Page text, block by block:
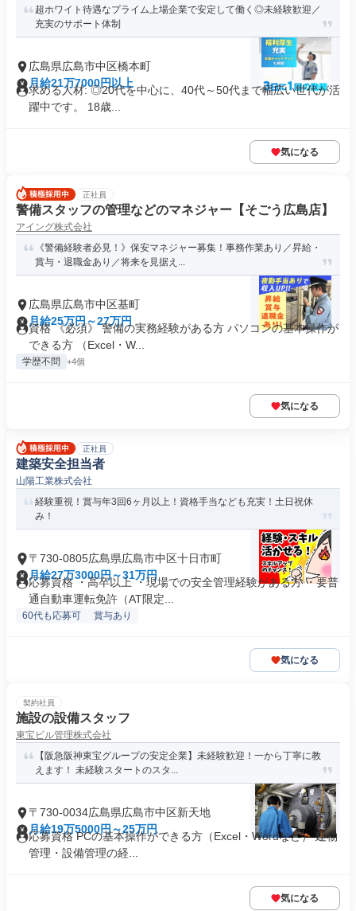
超ホワイト待遇なプライム上場企業で安定して働く◎未経験歓迎／
充実のサポート体制
広島県広島市中区橋本町
月給21万7000円以上
求める人材: ◎20代を中心に、40代～50代まで幅広い世代が活
躍中です。 18歳...
気になる
正社員
警備スタッフの管理などのマネジャー【そごう広島店】
アイング株式会社
《警備経験者必見！》保安マネジャー募集！事務作業あり／昇給・
賞与・退職金あり／将来を見据え...
広島県広島市中区基町
月給25万円～27万円
資格 《必須》 警備の実務経験がある方 パソコンの基本操作が
できる方 （Excel・W...
学歴不問 +4個
気になる
正社員
建築安全担当者
山陽工業株式会社
経験重視！賞与年3回6ヶ月以上！資格手当なども充実！土日祝休
み！
〒730-0805広島県広島市中区十日市町
月給27万3000円～31万円
応募資格 ・高卒以上 ・現場での安全管理経験がある方 ・要普
通自動車運転免許（AT限定...
60代も応募可 賞与あり
気になる
契約社員
施設の設備スタッフ
東宝ビル管理株式会社
【阪急阪神東宝グループの安定企業】未経験歓迎！一から丁寧に教
えます！ 未経験スタートのスタ...
〒730-0034広島県広島市中区新天地
月給19万5000円～25万円
応募資格 PCの基本操作ができる方（Excel・Wordなど） 建物
管理・設備管理の経...
気になる